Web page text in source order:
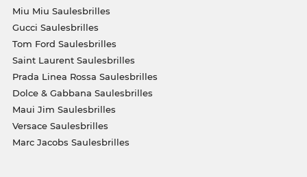
Miu Miu Saulesbrilles
Gucci Saulesbrilles
Tom Ford Saulesbrilles
Saint Laurent Saulesbrilles
Prada Linea Rossa Saulesbrilles
Dolce & Gabbana Saulesbrilles
Maui Jim Saulesbrilles
Versace Saulesbrilles
Marc Jacobs Saulesbrilles